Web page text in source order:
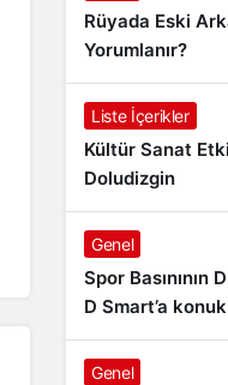
Rüyada Eski
Yorumlanır?
Liste İçerikler
Kültür Sanat
Doludizgin
Genel
Spor Basınının
D Smart’a
Genel